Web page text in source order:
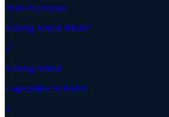
Buku Nyanyian
Kidung Jemaat HKBP
Kidung Jemaat
Lagu pujian & ibadah